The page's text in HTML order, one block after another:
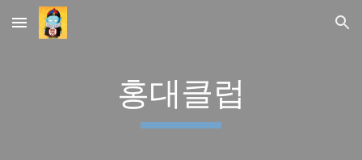
Skip to main content Skip to navigation
홍대클럽